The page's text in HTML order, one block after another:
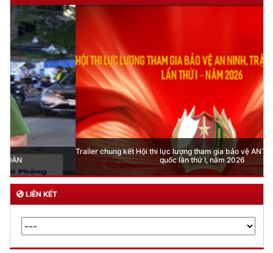
Trailer chung kết Hội thi lực lượng tham gia bảo vệ ANTT ở cơ sở giỏi toàn
quốc lần thứ I, năm 2026
LIÊN KẾT